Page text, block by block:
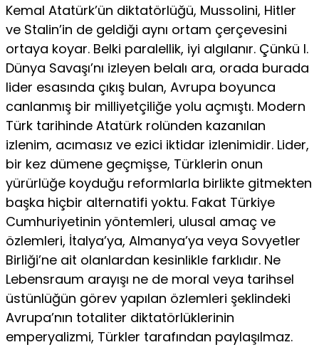
Kemal Atatürk’ün diktatörlüğü, Mussolini, Hitler
ve Stalin’in de geldiği aynı ortam çerçevesini
ortaya koyar. Belki paralellik, iyi algılanır. Çünkü I.
Dünya Savaşı’nı izleyen belalı ara, orada burada
lider esasında çıkış bulan, Avrupa boyunca
canlanmış bir milliyetçiliğe yolu açmıştı. Modern
Türk tarihinde Atatürk rolünden kazanılan
izlenim, acımasız ve ezici iktidar izlenimidir. Lider,
bir kez dümene geçmişse, Türklerin onun
yürürlüğe koyduğu reformlarla birlikte gitmekten
başka hiçbir alternatifi yoktu. Fakat Türkiye
Cumhuriyetinin yöntemleri, ulusal amaç ve
özlemleri, İtalya’ya, Almanya’ya veya Sovyetler
Birliği’ne ait olanlardan kesinlikle farklıdır. Ne
Lebensraum arayışı ne de moral veya tarihsel
üstünlüğün görev yapılan özlemleri şeklindeki
Avrupa’nın totaliter diktatörlüklerinin
emperyalizmi, Türkler tarafından paylaşılmaz.